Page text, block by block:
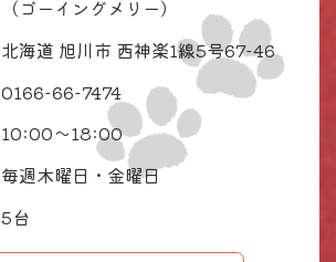
（ゴーイングメリー）
北海道 旭川市 西神楽1線5号67-46
0166-66-7474
10:00～18:00
毎週木曜日・金曜日
5台